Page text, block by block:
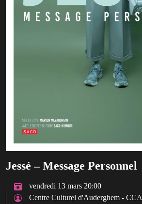
Jessé – Message Personnel
vendredi 13 mars 20:00
Centre Culturel d'Auderghem - CCA